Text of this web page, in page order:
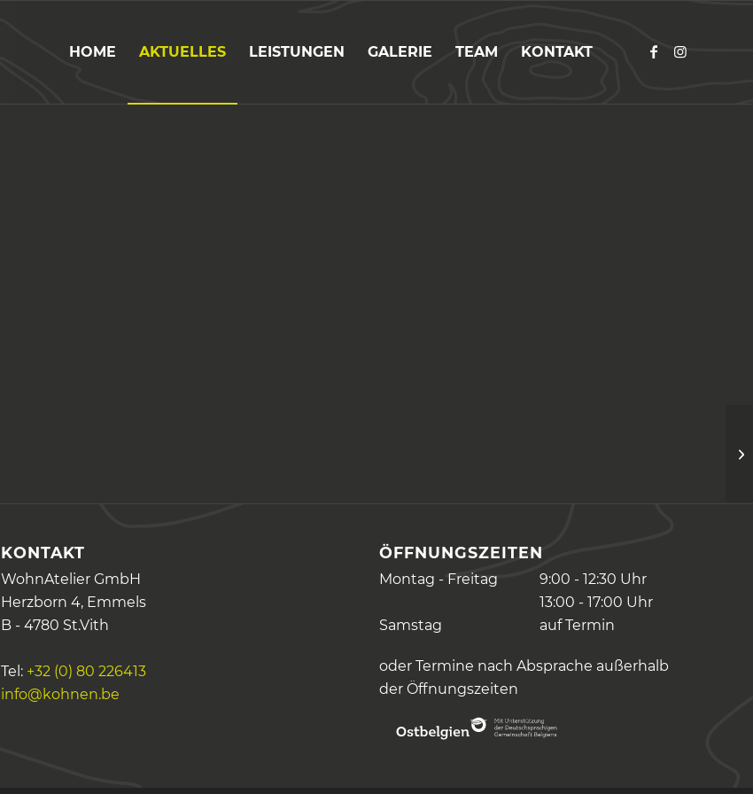
HOME AKTUELLES LEISTUNGEN GALERIE TEAM KONTAKT
KONTAKT
WohnAtelier GmbH
Herzborn 4, Emmels
B - 4780 St.Vith
Tel: +32 (0) 80 226413
info@kohnen.be
ÖFFNUNGSZEITEN
Montag - Freitag
9:00 - 12:30 Uhr
13:00 - 17:00 Uhr
Samstag
auf Termin
oder Termine nach Absprache außerhalb
der Öffnungszeiten